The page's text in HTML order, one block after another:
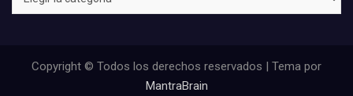
Copyright © Todos los derechos reservados | Tema por
MantraBrain